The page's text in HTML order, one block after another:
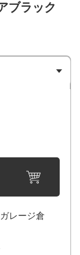
ブラック
レージ倉